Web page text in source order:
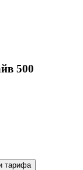
500
тарифа